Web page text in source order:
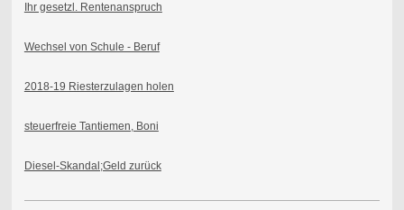
Ihr gesetzl. Rentenanspruch
Wechsel von Schule - Beruf
2018-19 Riesterzulagen holen
steuerfreie Tantiemen, Boni
Diesel-Skandal;Geld zurück